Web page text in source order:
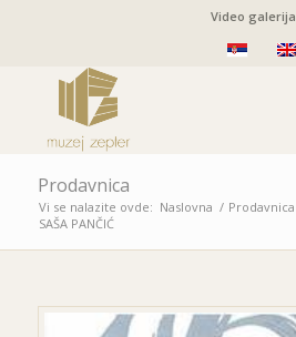
Video galerija
Prodavnica
Vi se nalazite ovde: Naslovna / Prodavnica
SAŠA PANČIĆ